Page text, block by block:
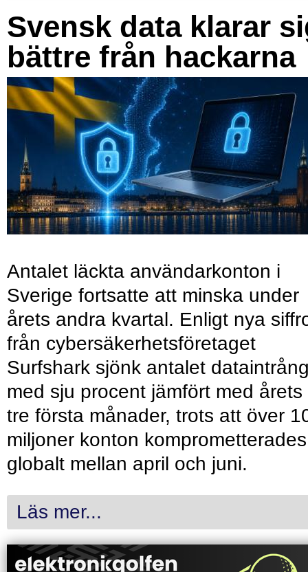
Svensk data klarar
bättre från hackarna
Antalet läckta användarkonton i
Sverige fortsatte att minska under
årets andra kvartal. Enligt nya
från cybersäkerhetsföretaget
Surfshark sjönk antalet
med sju procent jämfört med årets
tre första månader, trots att över
miljoner konton komprometterades
globalt mellan april och juni.
Läs mer...